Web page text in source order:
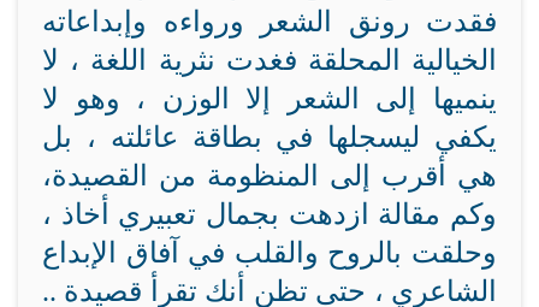
فقدت رونق الشعر ورواءه وإبداعاته
الخيالية المحلقة فغدت نثرية اللغة ، لا
ينميها إلى الشعر إلا الوزن ، وهو لا
يكفي ليسجلها في بطاقة عائلته ، بل
هي أقرب إلى المنظومة من القصيدة،
وكم مقالة ازدهت بجمال تعبيري أخاذ ،
وحلقت بالروح والقلب في آفاق الإبداع
الشاعري ، حتى تظن أنك تقرأ قصيدة ..